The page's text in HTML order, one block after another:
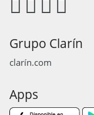
Grupo Clarín
clarín.com
Apps